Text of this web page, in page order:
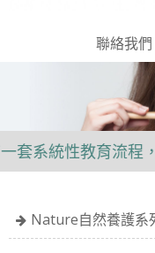
聯絡我們
教育流程， 透由
Nature自然養護系